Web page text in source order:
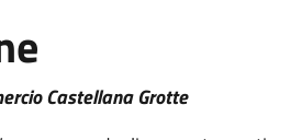
Castellana Grotte